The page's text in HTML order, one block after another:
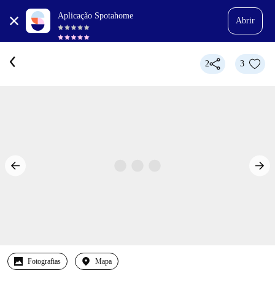
Aplicação Spotahome
Abrir
2 3
Fotografias Mapa